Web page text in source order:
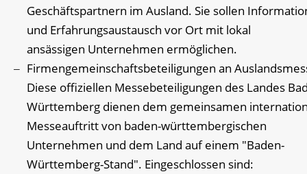
Geschäftspartnern im Ausland. Sie sollen
und Erfahrungsaustausch vor Ort mit lokal
ansässigen Unternehmen ermöglichen.
Firmengemeinschaftsbeteiligungen an
Diese offiziellen Messebeteiligungen des Landes
Württemberg dienen dem gemeinsamen
Messeauftritt von baden-württembergischen
Unternehmen und dem Land auf einem "Baden-
Württemberg-Stand". Eingeschlossen sind: